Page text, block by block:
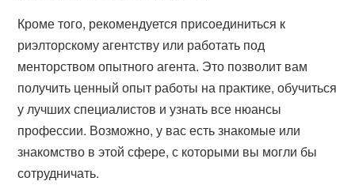
Кроме того, рекомендуется присоединиться к
риэлторскому агентству или работать под
менторством опытного агента. Это позволит вам
получить ценный опыт работы на практике, обучиться
у лучших специалистов и узнать все нюансы
профессии. Возможно, у вас есть знакомые или
знакомство в этой сфере, с которыми вы могли бы
сотрудничать.